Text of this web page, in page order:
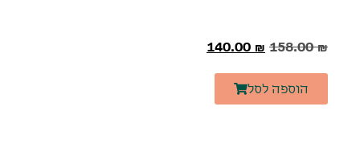
158.00₪
140.00 ₪
הוספה לסל